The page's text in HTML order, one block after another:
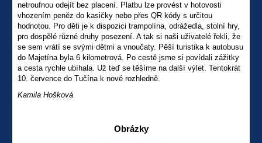
netroufnou odejít bez placení. Platbu lze provést v hotovosti
vhozením peněz do kasičky nebo přes QR kódy s určitou
hodnotou. Pro děti je k dispozici trampolína, odrážedla, stolní hry,
pro dospělé různé druhy posezení. A tak si naši uživatelé řekli, že
se sem vrátí se svými dětmi a vnoučaty. Pěší turistika k autobusu
do Majetína byla 6 kilometrová. Po cestě jsme si povídali zážitky
a cesta rychle ubíhala. Už teď se těšíme na další výlet. Tentokrát
10. července do Tučína k nové rozhledně.
Kamila Hošková
Obrázky